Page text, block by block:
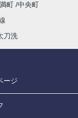
町 中央町
刀洗
ージ